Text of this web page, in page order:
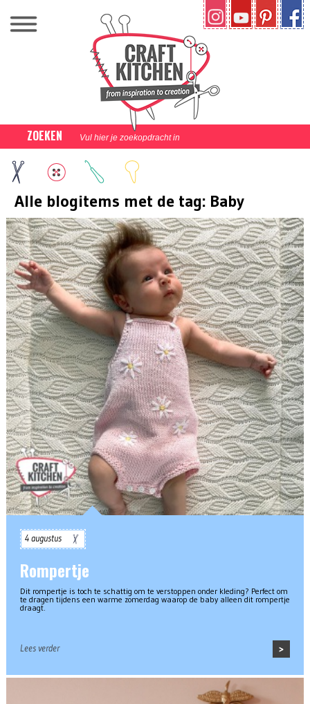
ZOEKEN
Alle blogitems met de tag: Baby
4 augustus
Rompertje
Dit rompertje is toch te schattig om te verstoppen onder kleding? Perfect om
te dragen tijdens een warme zomerdag waarop de baby alleen dit rompertje
draagt.
Lees verder